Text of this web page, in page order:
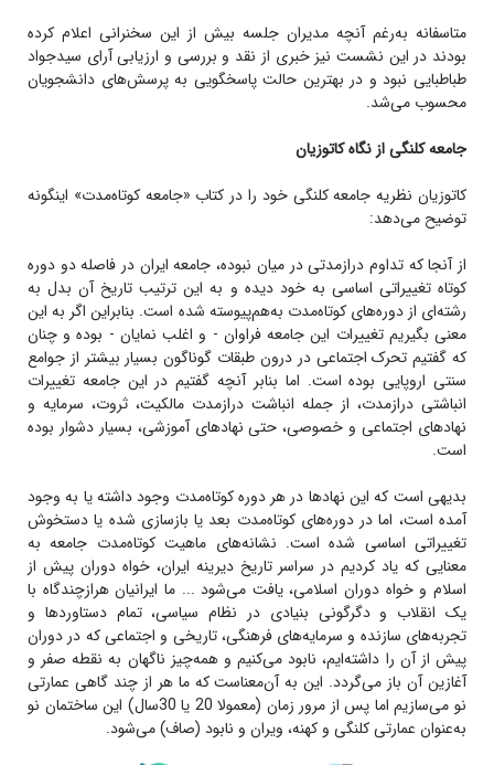
متاسفانه به‌رغم آنچه مدیران جلسه بیش از این سخنرانی اعلام کرده
بودند در این نشست نیز خبری از نقد و بررسی و ارزیابی آرای سیدجواد
طباطبایی نبود و در بهترین حالت پاسخگویی به پرسش‌های دانشجویان
محسوب می‌شد.
جامعه کلنگی از نگاه کاتوزیان
کاتوزیان نظریه جامعه کلنگی خود را در کتاب «جامعه کوتاه‌مدت» اینگونه
توضیح می‌دهد:
از آنجا که‌ تداوم‌ درازمدتی‌ در میان‌ نبوده‌، جامعه‌ ایران در فاصله‌ دو دوره‌
کوتاه‌ تغییراتی‌ اساسی‌ به‌ خود دیده‌ و به‌ این‌ ترتیب‌ تاریخ‌ آن بدل‌ به‌
رشته‌ای‌ از دوره‌های‌ کوتاه‌مدت‌ به‌هم‌پیوسته‌ شده‌ است‌. بنابراین‌ اگر به‌ این‌
معنی‌ بگیریم‌ تغییرات‌ این‌ جامعه‌ فراوان‌ - و اغلب‌ نمایان‌ - بوده‌ و چنان‌
که‌ گفتیم‌ تحرک‌ اجتماعی‌ در درون‌ طبقات‌ گوناگون‌ بسیار بیشتر از جوامع‌
سنتی‌ اروپایی‌ بوده‌ است‌. اما بنابر آنچه گفتیم‌ در این‌ جامعه‌ تغییرات‌
انباشتی‌ درازمدت‌، از جمله‌ انباشت‌ درازمدت‌ مالکیت‌، ثروت‌، سرمایه‌ و
نهادهای‌ اجتماعی‌ و خصوصی‌، حتی‌ نهادهای‌ آموزشی‌، بسیار دشوار بوده‌
است‌.
بدیهی‌ است‌ که‌ این‌ نهادها در هر دوره‌ کوتاه‌مدت‌ وجود داشته‌ یا به‌ وجود
آمده است‌، اما در دوره‌های‌ کوتاه‌مدت‌ بعد یا بازسازی‌ شده‌ یا دستخوش‌
تغییراتی‌ اساسی‌ شده‌ است‌. نشانه‌های‌ ماهیت‌ کوتاه‌مدت‌ جامعه‌ به‌
معنایی‌ که‌ یاد کردیم‌ در سراسر تاریخ‌ دیرینه‌ ایران‌، خواه‌ دوران‌ پیش‌ از
اسلام‌ و خواه‌ دوران‌ اسلامی‌، یافت‌ می‌شود ... ما ایرانیان هرازچندگاه با
یک انقلاب و دگرگونی بنیادی در نظام سیاسی، تمام دستاوردها و
تجربه‌های سازنده و سرمایه‌های فرهنگی، تاریخی و اجتماعی که در دوران
پیش از آن را داشته‌ایم، نابود می‌کنیم و همه‌چیز ناگهان به نقطه صفر و
آغازین آن باز می‌گردد. این به آن‌معناست که ما هر از‌ چند‌ گاهی عمارتی
نو می‌سازیم اما پس از مرور زمان (معمولا 20 یا 30سال) این ساختمان نو
به‌عنوان عمارتی کلنگی و کهنه، ویران و نابود (صاف) می‌شود.